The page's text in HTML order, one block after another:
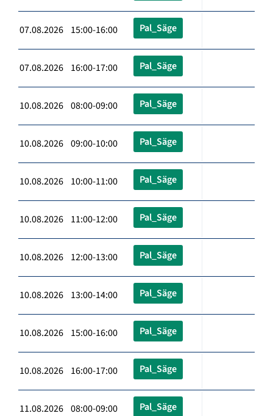
07.08.2026 15:00-16:00 Pal_Säge
07.08.2026 16:00-17:00 Pal_Säge
10.08.2026 08:00-09:00 Pal_Säge
10.08.2026 09:00-10:00 Pal_Säge
10.08.2026 10:00-11:00 Pal_Säge
10.08.2026 11:00-12:00 Pal_Säge
10.08.2026 12:00-13:00 Pal_Säge
10.08.2026 13:00-14:00 Pal_Säge
10.08.2026 15:00-16:00 Pal_Säge
10.08.2026 16:00-17:00 Pal_Säge
11.08.2026 08:00-09:00 Pal_Säge